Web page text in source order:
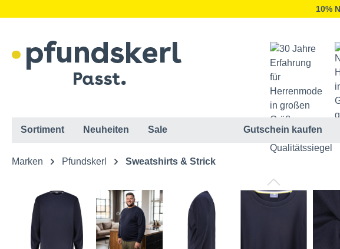
10%
Sortiment Neuheiten Sale Gutschein kaufen
Marken Pfundskerl Sweatshirts & Strick